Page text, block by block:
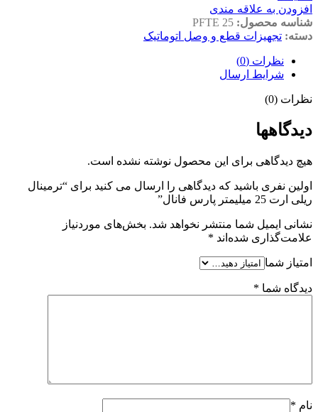
افزودن به علاقه مندی
شناسه محصول: PFTE 25
دسته: تجهیزات قطع و وصل اتوماتیک
نظرات (0)
شرایط ارسال
نظرات (0)
دیدگاهها
هیچ دیدگاهی برای این محصول نوشته نشده است.
اولین نفری باشید که دیدگاهی را ارسال می کنید برای “ترمینال
ریلی ارت 25 میلیمتر پارس فانال”
نشانی ایمیل شما منتشر نخواهد شد. بخش‌های موردنیاز
علامت‌گذاری شده‌اند *
امتیاز شما
دیدگاه شما *
نام *